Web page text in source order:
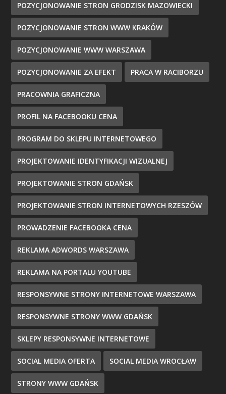
POZYCJONOWANIE STRON GRODZISK MAZOWIECKI
POZYCJONOWANIE STRON WWW KRAKÓW
POZYCJONOWANIE WWW WARSZAWA
POZYCJONOWANIE ZA EFEKT PRACA W RACIBORZU
PRACOWNIA GRAFICZNA
PROFIL NA FACEBOOKU CENA
PROGRAM DO SKLEPU INTERNETOWEGO
PROJEKTOWANIE IDENTYFIKACJI WIZUALNEJ
PROJEKTOWANIE STRON GDAŃSK
PROJEKTOWANIE STRON INTERNETOWYCH RZESZÓW
PROWADZENIE FACEBOOKA CENA
REKLAMA ADWORDS WARSZAWA
REKLAMA NA PORTALU YOUTUBE
RESPONSYWNE STRONY INTERNETOWE WARSZAWA
RESPONSYWNE STRONY WWW GDAŃSK
SKLEPY RESPONSYWNE INTERNETOWE
SOCIAL MEDIA OFERTA SOCIAL MEDIA WROCŁAW
STRONY WWW GDAŃSK